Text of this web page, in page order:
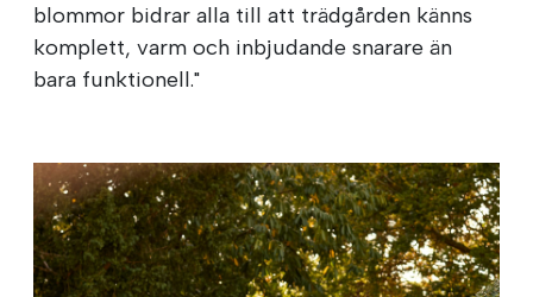
blommor bidrar alla till att trädgården känns
komplett, varm och inbjudande snarare än
bara funktionell."